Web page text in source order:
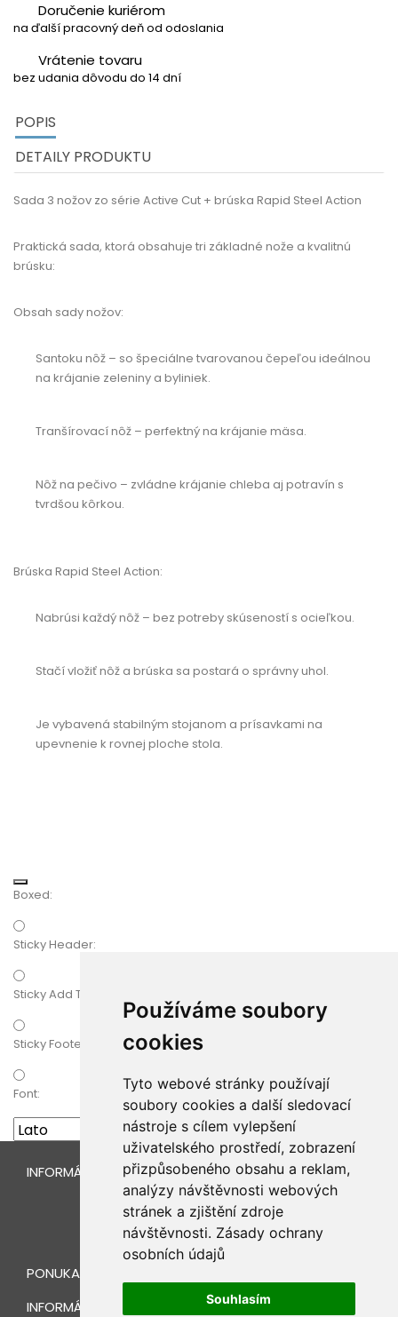
Používáme soubory
cookies
Tyto webové stránky používají
soubory cookies a další sledovací
nástroje s cílem vylepšení
uživatelského prostředí, zobrazení
přizpůsobeného obsahu a reklam,
analýzy návštěvnosti webových
stránek a zjištění zdroje
návštěvnosti. Zásady ochrany
osobních údajů
Souhlasím
Doručenie kuriérom
na ďalší pracovný deň od odoslania
Vrátenie tovaru
bez udania dôvodu do 14 dní
POPIS
DETAILY PRODUKTU
Sada 3 nožov zo série Active Cut + brúska Rapid Steel Action
Praktická sada, ktorá obsahuje tri základné nože a kvalitnú
brúsku:
Obsah sady nožov:
Santoku nôž – so špeciálne tvarovanou čepeľou ideálnou
na krájanie zeleniny a byliniek.
Tranšírovací nôž – perfektný na krájanie mäsa.
Nôž na pečivo – zvládne krájanie chleba aj potravín s
tvrdšou kôrkou.
Brúska Rapid Steel Action:
Nabrúsi každý nôž – bez potreby skúseností s ocieľkou.
Stačí vložiť nôž a brúska sa postará o správny uhol.
Je vybavená stabilným stojanom a prísavkami na
upevnenie k rovnej ploche stola.
Boxed:
Sticky Header:
Sticky Add To Cart
Sticky Footer:
Font:
INFORMÁCIE O ESHOPE
PONUKA
INFORMÁCIE